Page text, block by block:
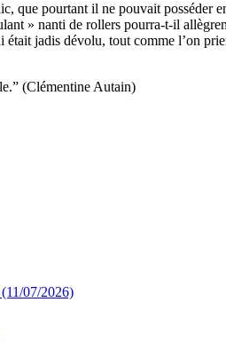
que pourtant il ne pouvait posséder
» nanti de rollers pourra-t-il
jadis dévolu, tout comme l’on
(Clémentine Autain)
07/2026)